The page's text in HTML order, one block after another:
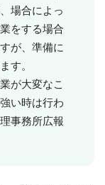
場合によっ
をする場合
が、準備に
す。
が大変なこ
い時は行わ
事務所広報